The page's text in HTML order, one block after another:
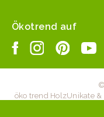
Ökotrend auf
öko trend HolzUnikate
— 6203